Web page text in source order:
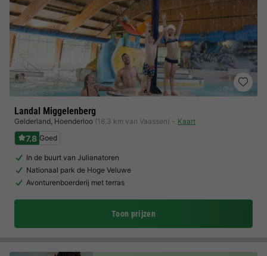
Landal Miggelenberg
Gelderland, Hoenderloo (18,3 km van Vaassen) Kaart
7.8 Goed
In de buurt van Julianatoren
Nationaal park de Hoge Veluwe
Avonturenboerderij met terras
Toon prijzen